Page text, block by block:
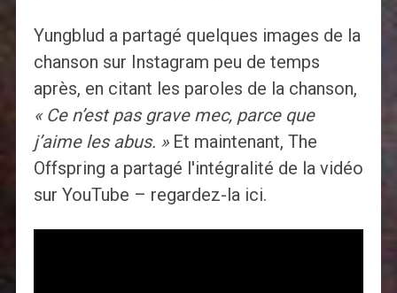
Yungblud a partagé quelques images de la
chanson sur Instagram peu de temps
après, en citant les paroles de la chanson,
« Ce n’est pas grave mec, parce que
j’aime les abus. »Et maintenant, The
Offspring a partagé l'intégralité de la vidéo
sur YouTube – regardez-la ici.